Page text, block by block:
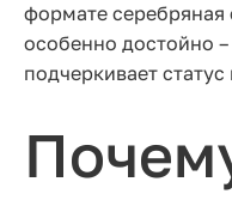
формате серебряная
особенно достойно
подчеркивает статус